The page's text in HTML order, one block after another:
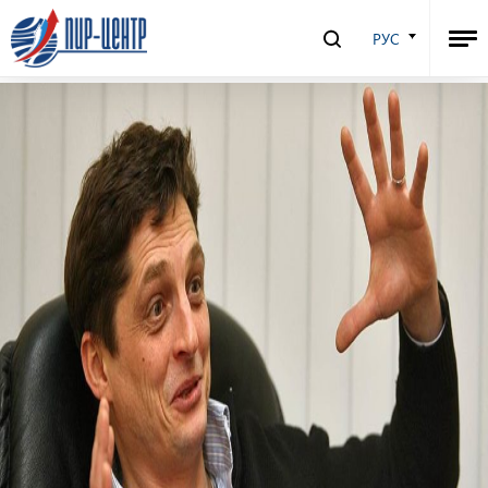
РУС
“Без галстука” №10 с Алексеем
Захаровым